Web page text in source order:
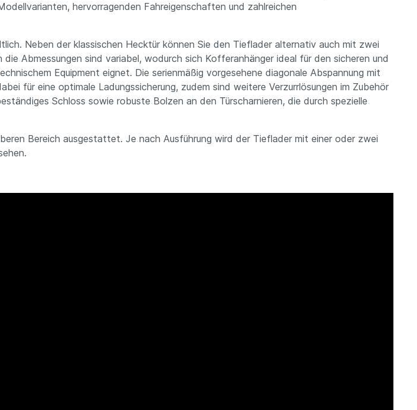
hervorragenden Fahreigenschaften und zahlreichen
Neben der klassischen Hecktür können Sie den Tieflader alternativ auch mit zwei
Abmessungen sind variabel, wodurch sich Kofferanhänger ideal für den sicheren und
Equipment eignet. Die serienmäßig vorgesehene diagonale Abspannung mit
für eine optimale Ladungssicherung, zudem sind weitere Verzurrlösungen im Zubehör
Schloss sowie robuste Bolzen an den Türscharnieren, die durch spezielle
Bereich ausgestattet. Je nach Ausführung wird der Tieflader mit einer oder zwei